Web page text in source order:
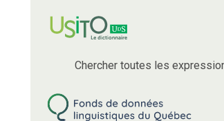
Chercher toutes les